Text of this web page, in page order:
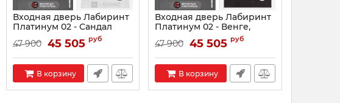
Входная дверь Лабиринт
Платинум 02 - Сандал
белый, стекло черное
Артикул: 0002604
47 900 45 505 руб
В корзину
Входная дверь Лабиринт
Платинум 02 - Венге,
Артикул: 0002605
47 900 45 505 руб
В корзину